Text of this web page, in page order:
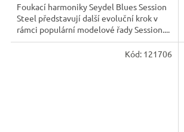
Foukací harmoniky Seydel Blues Session
Steel představují další evoluční krok v
rámci populární modelové řady Session....
Kód: 121706